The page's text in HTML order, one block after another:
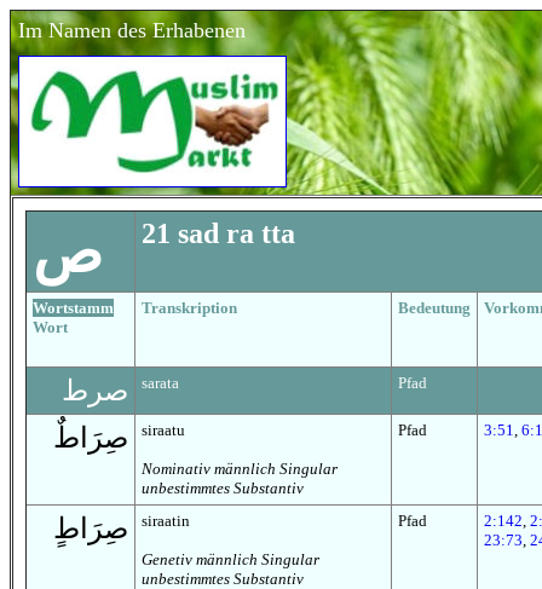
Im Namen des Erhabenen
ص 21 sad ra tta
Wortstamm
Wort
Transkription Bedeutung
صرط sarata Pfad
صِرَاطٌ siraatu
Nominativ männlich Singular
unbestimmtes Substantiv
Pfad 3:51,
صِرَاطٍ siraatin
Genetiv männlich Singular
unbestimmtes Substantiv
Pfad 2:142,
23:73,